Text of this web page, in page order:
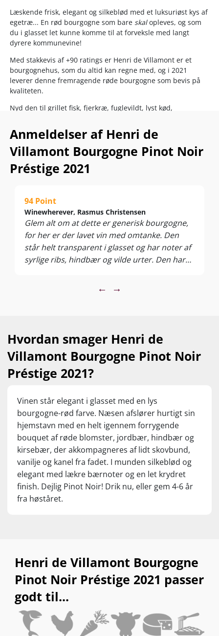
Læskende frisk, elegant og silkeblød med et luksuriøst kys af
egetræ... En rød bourgogne som bare skalopleves, og som
du i glasset let kunne komme til at forveksle med langt
dyrere kommunevine!
Med stakkevis af +90 ratings er Henri de Villamont er et
bourgognehus, som du altid kan regne med, og i 2021
leverer denne fremragende røde bourgogne som bevis på
kvaliteten.
Nyd den til grillet fisk, fjerkræ, fuglevildt, lyst kød,
Anmeldelser af Henri de
Villamont Bourgogne Pinot Noir
Préstige 2021
94 Point
Winewherever, Rasmus Christensen
Glem alt om at dette er generisk bourgogne,
for her er der lavet vin med omtanke. Den
står helt transparent i glasset og har noter af
syrlige ribs, hindbær og vilde urter. Den har
← →
Hvordan smager Henri de
Villamont Bourgogne Pinot Noir
Préstige 2021?
Vinen står elegant i glasset med en lys
bourgogne-rød farve. Næsen afslører hurtigt sin
hjemstavn med en helt igennem forrygende
bouquet af røde blomster, jordbær, hindbær og
kirsebær, der akkompagneres af lidt skovbund,
vanilje og kanel fra fadet. I munden silkeblød og
elegant med lækre bærnoter og en let krydret
finish. Dejlig Pinot Noir! Drik nu, eller gem 4-6 år
fra høståret.
Henri de Villamont Bourgogne
Pinot Noir Préstige 2021 passer
godt til...